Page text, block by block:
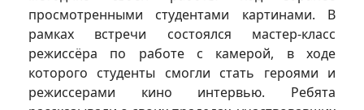
просмотренными студентами картинами. В
рамках встречи состоялся мастер-класс
режиссёра по работе с камерой, в ходе
которого студенты смогли стать героями и
режиссерами кино интервью. Ребята